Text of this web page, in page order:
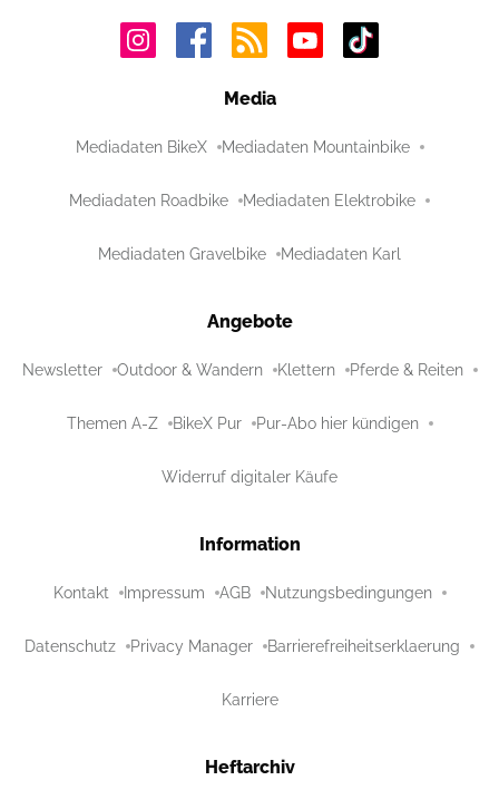
Media
Mediadaten BikeX Mediadaten Mountainbike
Mediadaten Roadbike Mediadaten Elektrobike
Mediadaten Gravelbike Mediadaten Karl
Angebote
Newsletter Outdoor & Wandern Klettern Pferde & Reiten
Themen A-Z BikeX Pur Pur-Abo hier kündigen
Widerruf digitaler Käufe
Information
Kontakt Impressum AGB Nutzungsbedingungen
Datenschutz Privacy Manager Barrierefreiheitserklaerung
Karriere
Heftarchiv